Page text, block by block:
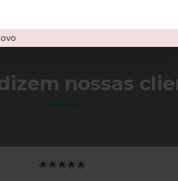
nossas
🌟🌟🌟🌟🌟